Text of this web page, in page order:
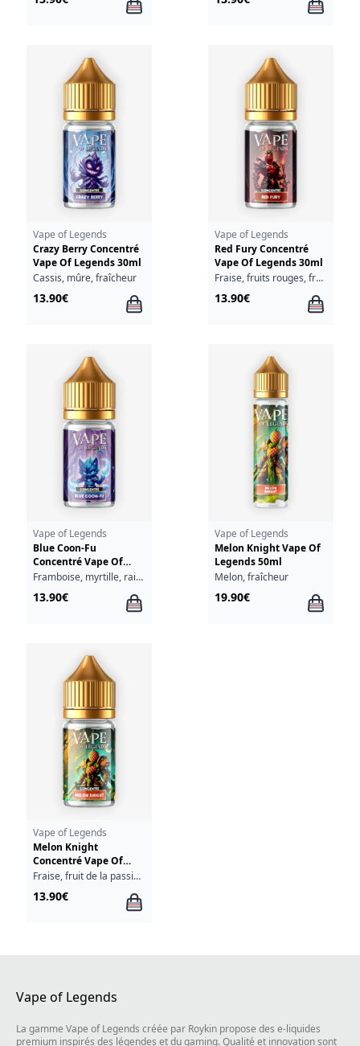
Vape of Legends
Crazy Berry Concentré
Vape Of Legends 30ml
Cassis, mûre, fraîcheur
13.90€
Vape of Legends
Red Fury Concentré
Vape Of Legends 30ml
Fraise, fruits rouges, fraîcheur
13.90€
Vape of Legends
Blue Coon-Fu
Concentré Vape Of
Legends 30ml
Framboise, myrtille, raisin
13.90€
Vape of Legends
Melon Knight Vape Of
Legends 50ml
Melon, fraîcheur
19.90€
Vape of Legends
Melon Knight
Concentré Vape Of
Legends 30ml
Fraise, fruit de la passion, melon, fraîcheur
13.90€
Vape of Legends
La gamme Vape of Legends créée par Roykin propose des e-liquides
premium inspirés des légendes et du gaming. Qualité et innovation sont